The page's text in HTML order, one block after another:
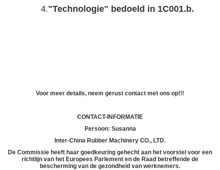
4."Technologie" bedoeld in 1C001.b.
Voor meer details, neem gerust contact met ons op!!!
CONTACT-INFORMATIE
Persoon: Susanna
Inter-China Rubber Machinery CO., LTD.
De Commissie heeft haar goedkeuring gehecht aan het voorstel voor een
richtlijn van het Europees Parlement en de Raad betreffende de
bescherming van de gezondheid van werknemers.